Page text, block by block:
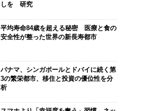
しを 研究
平均寿命84歳を超える秘密 医療と食の
安全性が整った世界の新長寿都市
パナマ、シンガポールとドバイに続く第
3の繁栄都市、移住と投資の優位性を分
析